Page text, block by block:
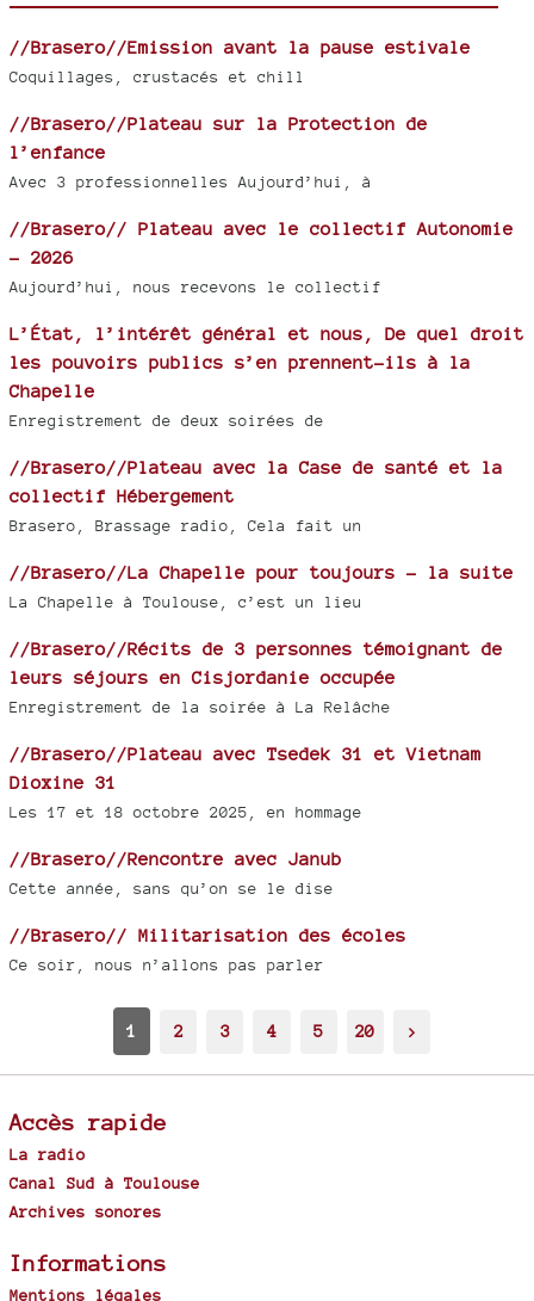
//Brasero//Emission avant la pause estivale
Coquillages, crustacés et chill
//Brasero//Plateau sur la Protection de
l’enfance
Avec 3 professionnelles Aujourd’hui, à
//Brasero// Plateau avec le collectif Autonomie
- 2026
Aujourd’hui, nous recevons le collectif
L’État, l’intérêt général et nous, De quel droit
les pouvoirs publics s’en prennent-ils à la
Chapelle
Enregistrement de deux soirées de
//Brasero//Plateau avec la Case de santé et la
collectif Hébergement
Brasero, Brassage radio, Cela fait un
//Brasero//La Chapelle pour toujours - la suite
La Chapelle à Toulouse, c’est un lieu
//Brasero//Récits de 3 personnes témoignant de
leurs séjours en Cisjordanie occupée
Enregistrement de la soirée à La Relâche
//Brasero//Plateau avec Tsedek 31 et Vietnam
Dioxine 31
Les 17 et 18 octobre 2025, en hommage
//Brasero//Rencontre avec Janub
Cette année, sans qu’on se le dise
//Brasero// Militarisation des écoles
Ce soir, nous n’allons pas parler
1 2 3 4 5 20 >
Accès rapide
La radio
Canal Sud à Toulouse
Archives sonores
Informations
Mentions légales